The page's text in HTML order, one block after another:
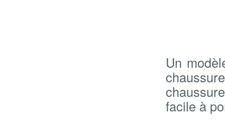
Un
facile à